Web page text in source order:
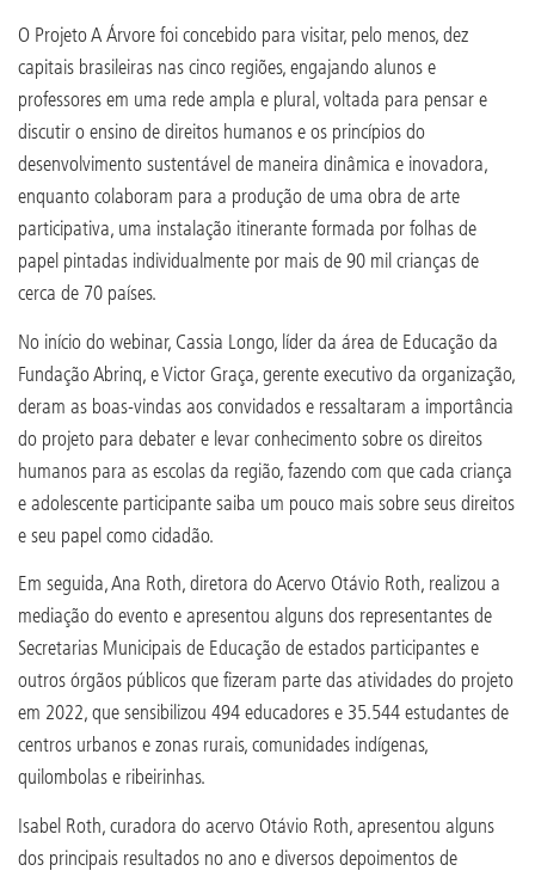
O Projeto A Árvore foi concebido para visitar, pelo menos, dez
capitais brasileiras nas cinco regiões, engajando alunos e
professores em uma rede ampla e plural, voltada para pensar e
discutir o ensino de direitos humanos e os princípios do
desenvolvimento sustentável de maneira dinâmica e inovadora,
enquanto colaboram para a produção de uma obra de arte
participativa, uma instalação itinerante formada por folhas de
papel pintadas individualmente por mais de 90 mil crianças de
cerca de 70 países.
No início do webinar, Cassia Longo, líder da área de Educação da
Fundação Abrinq, e Victor Graça, gerente executivo da organização,
deram as boas-vindas aos convidados e ressaltaram a importância
do projeto para debater e levar conhecimento sobre os direitos
humanos para as escolas da região, fazendo com que cada criança
e adolescente participante saiba um pouco mais sobre seus direitos
e seu papel como cidadão.
Em seguida, Ana Roth, diretora do Acervo Otávio Roth, realizou a
mediação do evento e apresentou alguns dos representantes de
Secretarias Municipais de Educação de estados participantes e
outros órgãos públicos que fizeram parte das atividades do projeto
em 2022, que sensibilizou 494 educadores e 35.544 estudantes de
centros urbanos e zonas rurais, comunidades indígenas,
quilombolas e ribeirinhas.
Isabel Roth, curadora do acervo Otávio Roth, apresentou alguns
dos principais resultados no ano e diversos depoimentos de